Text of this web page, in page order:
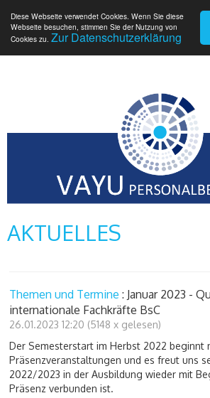
Diese Webseite verwendet Cookies. Wenn Sie diese
Webseite besuchen, stimmen Sie der Nutzung von
Cookies zu. Zur Datenschutzerklärung
AKTUELLES
Themen und Termine : Januar 2023 -
internationale Fachkräfte BsC
26.01.2023 12:20 (5148 x gelesen)
Der Semesterstart im Herbst 2022 beginnt
Präsenzveranstaltungen und es freut uns
2022/2023 in der Ausbildung wieder mit
Präsenz verbunden ist.